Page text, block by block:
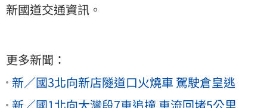
新國道交通資訊。
更多新聞：
新／國3北向新店隧道口火燒車 駕駛倉皇逃